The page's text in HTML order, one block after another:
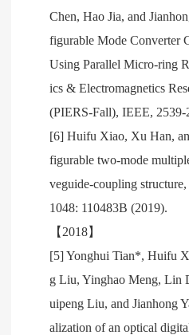
Chen, Hao Jia, and
figurable Mode Converter
Using Parallel Micro-ring
ics & Electromagnetics
(PIERS-Fall), IEEE, 2539-
[6] Huifu Xiao, Xu Han,
figurable two-mode
veguide-coupling
1048: 110483B (2019).
【2018】
[5] Yonghui Tian*, Huifu
g Liu, Yinghao Meng, Lin
uipeng Liu, and Jianhong
alization of an optical